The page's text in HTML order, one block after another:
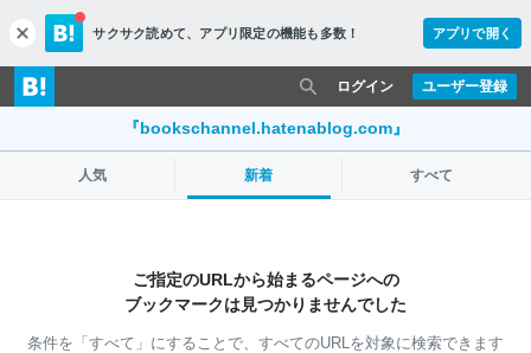
c
l
o
s
サクサク読めて、 アプリ限定の機能も多数！ アプリで開く
ユーザー登録
ログイン
『bookschannel.hatenablog.com』
人気 新着 すべて
ご指定のURLから始まるページへの
ブックマークは見つかりませんでした
条件を「すべて」にすることで、 すべてのURLを対象に検索できます